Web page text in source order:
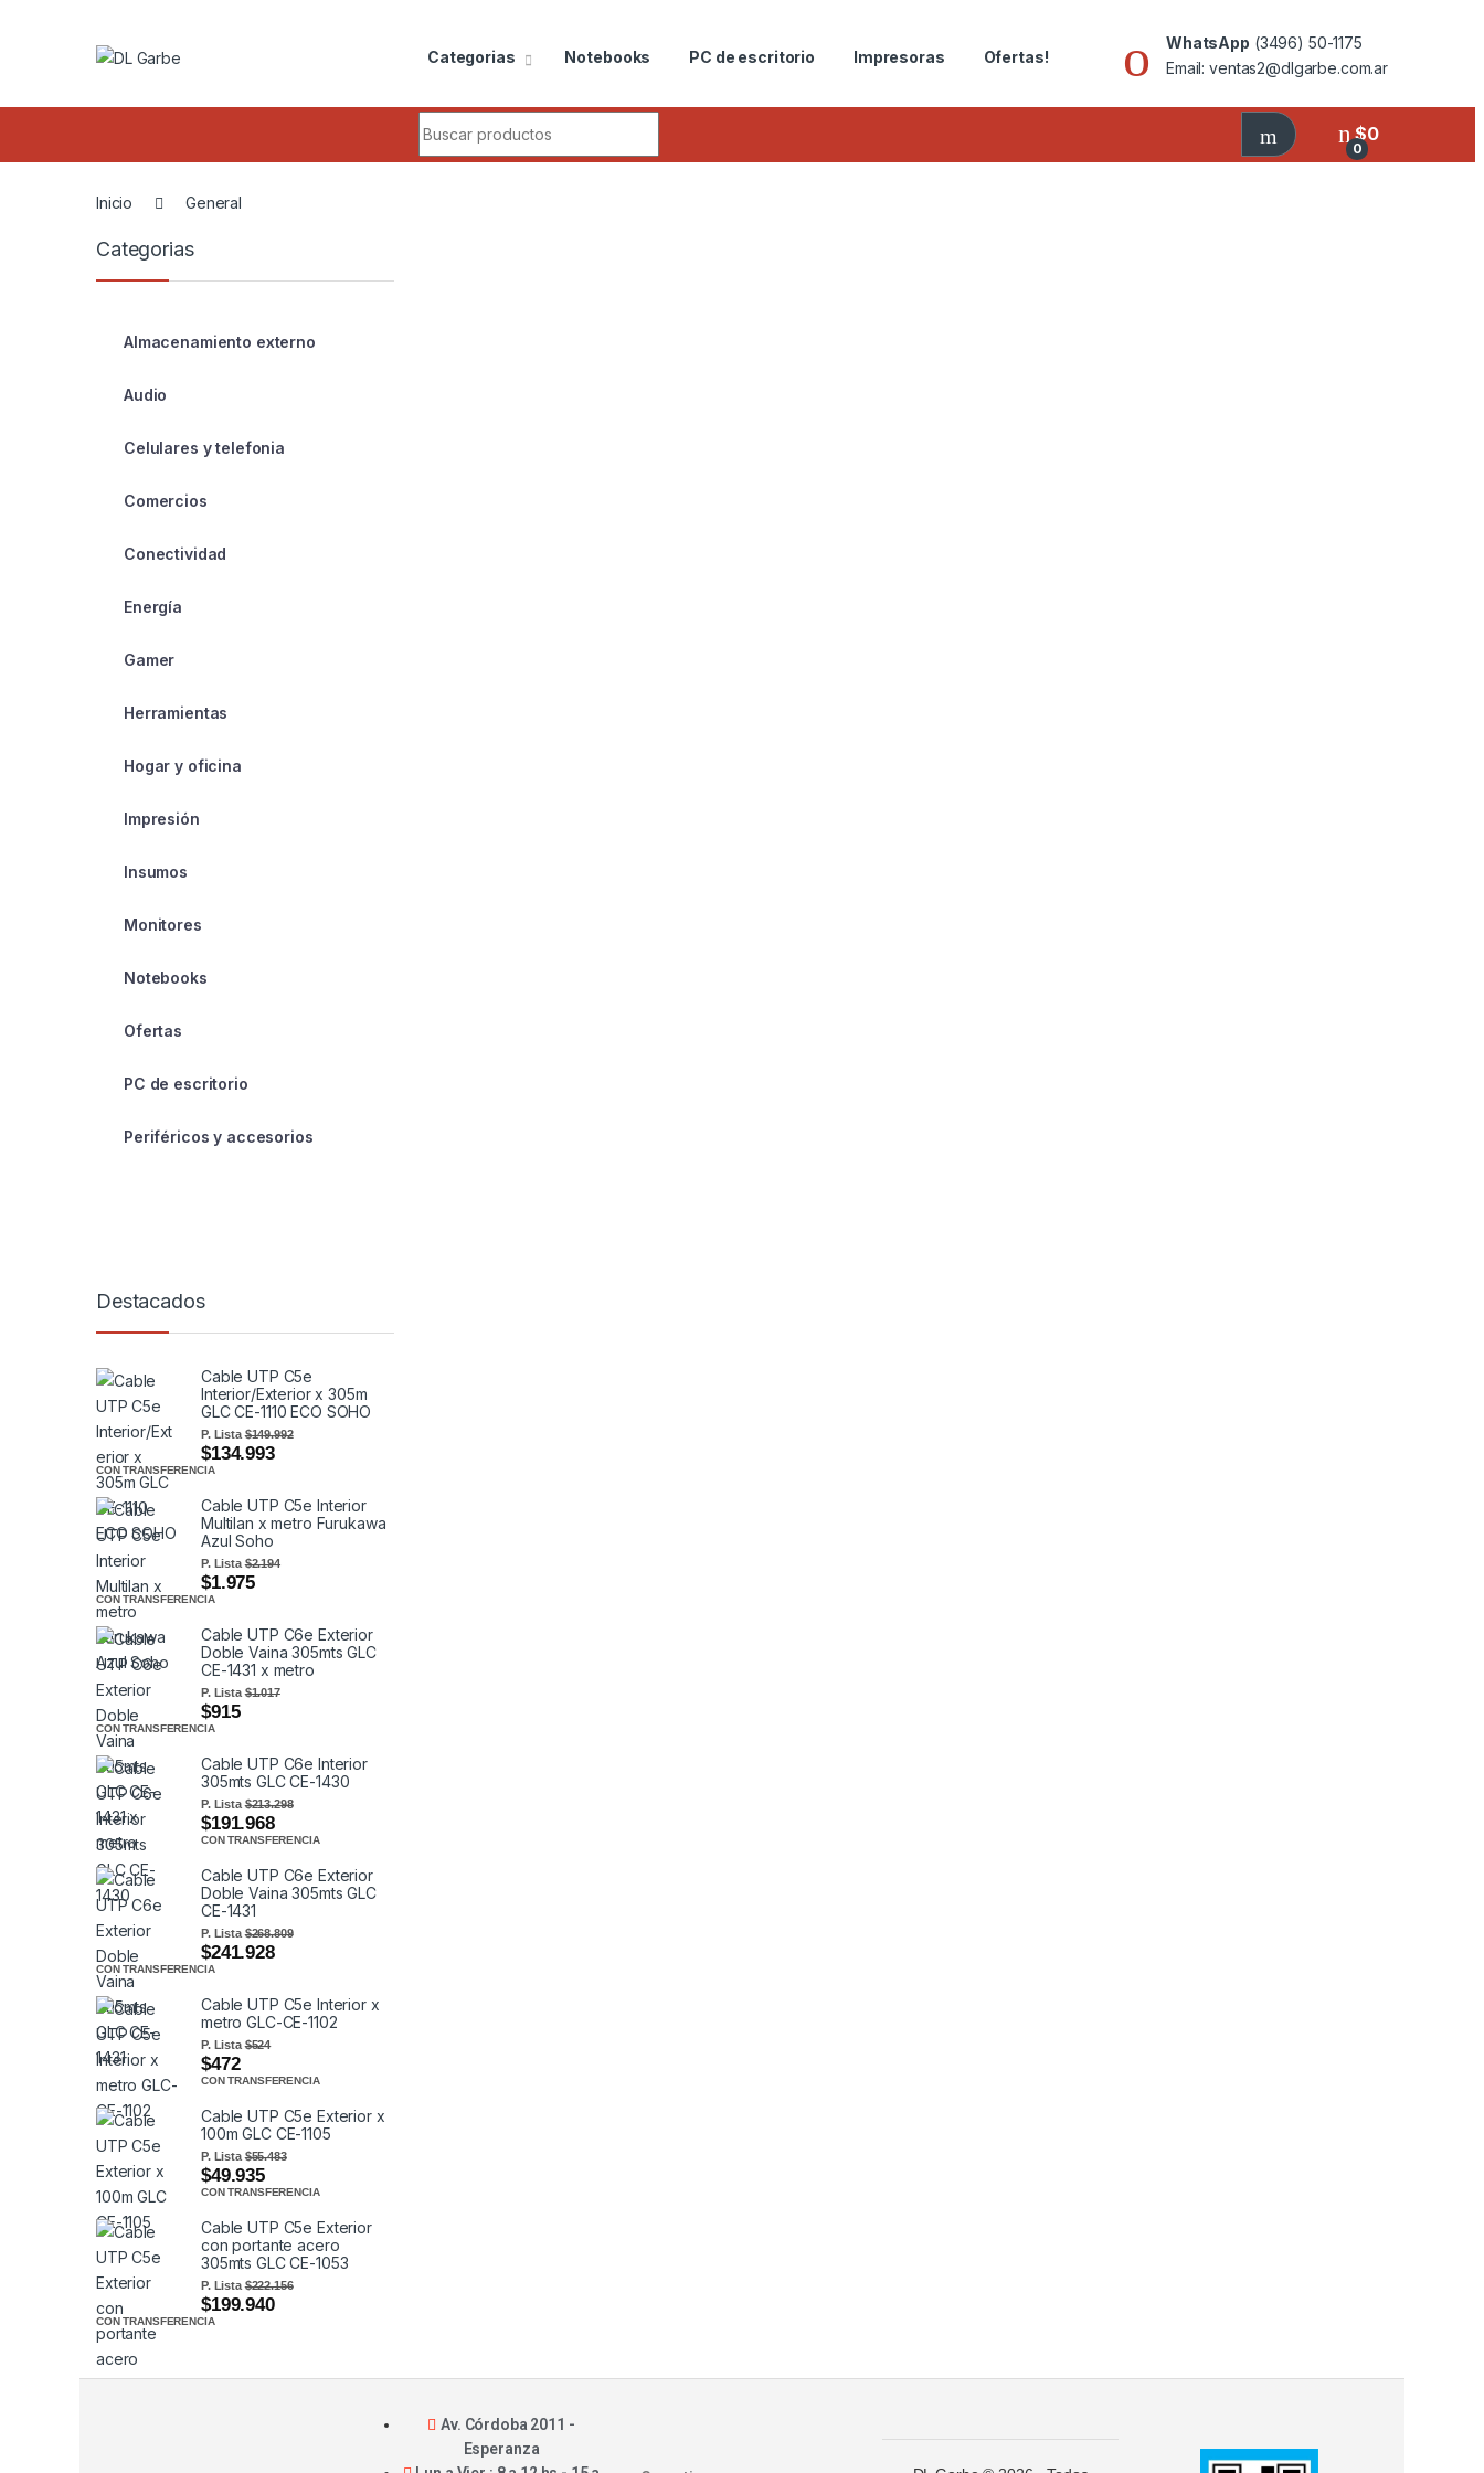
Categorias Notebooks PC de escritorio Impresoras Ofertas!
WhatsApp (3496) 50-1175
Email: ventas2@dlgarbe.com.ar
0
$0
Inicio General
Categorias
Almacenamiento externo
Audio
Celulares y telefonia
Comercios
Conectividad
Energía
Gamer
Herramientas
Hogar y oficina
Impresión
Insumos
Monitores
Notebooks
Ofertas
PC de escritorio
Periféricos y accesorios
Destacados
Cable UTP C5e
Interior/Exterior x 305m
GLC CE-1110 ECO SOHO
P. Lista$149.992
$134.993
CON TRANSFERENCIA
Cable UTP C5e Interior
Multilan x metro Furukawa
Azul Soho
P. Lista$2.194
$1.975
CON TRANSFERENCIA
Cable UTP C6e Exterior
Doble Vaina 305mts GLC
CE-1431 x metro
P. Lista$1.017
$915
CON TRANSFERENCIA
Cable UTP C6e Interior
305mts GLC CE-1430
P. Lista$213.298
$191.968
CON TRANSFERENCIA
Cable UTP C6e Exterior
Doble Vaina 305mts GLC
CE-1431
P. Lista$268.809
$241.928
CON TRANSFERENCIA
Cable UTP C5e Interior x
metro GLC-CE-1102
P. Lista$524
$472
CON TRANSFERENCIA
Cable UTP C5e Exterior x
100m GLC CE-1105
P. Lista$55.483
$49.935
CON TRANSFERENCIA
Cable UTP C5e Exterior
con portante acero
305mts GLC CE-1053
P. Lista$222.156
$199.940
CON TRANSFERENCIA
Av. Córdoba 2011 -
Esperanza